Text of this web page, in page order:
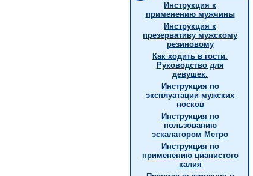
Инструкция к
применению мужчины
Инструкция к
презервативу мужскому
резиновому
Как ходить в гости.
Руководство для
девушек.
Инструкция по
эксплуатации мужских
носков
Инструкция по
пользованию
эскалатором Метро
Инстpукция по
пpименению цианистого
калия